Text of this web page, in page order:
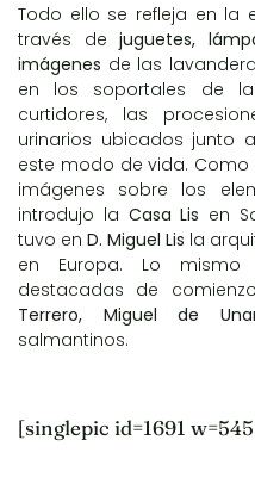
Todo ello se refleja en la
través dejuguetes,
imágenes de las
en los soportales de
curtidores, las
urinarios ubicados junto
este modo de vida. Como
imágenes sobre los
introdujo la Casa Lis en
tuvo en D. Miguel Lis la
en Europa. Lo
destacadas de
Terrero, Miguel de
salmantinos.
[singlepic id=1691